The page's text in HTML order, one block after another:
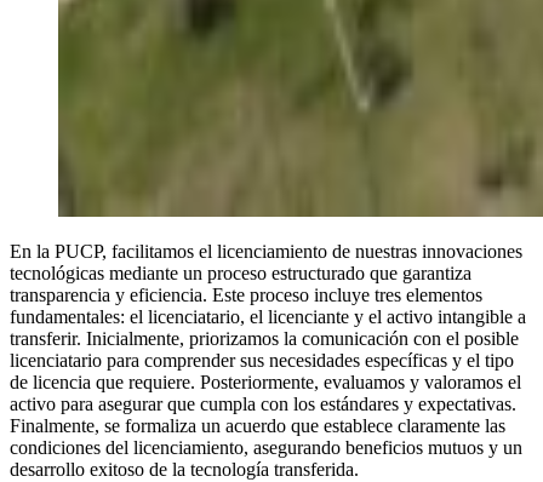
En la PUCP, facilitamos el licenciamiento de nuestras innovaciones
tecnológicas mediante un proceso estructurado que garantiza
transparencia y eficiencia. Este proceso incluye tres elementos
fundamentales: el licenciatario, el licenciante y el activo intangible a
transferir. Inicialmente, priorizamos la comunicación con el posible
licenciatario para comprender sus necesidades específicas y el tipo
de licencia que requiere. Posteriormente, evaluamos y valoramos el
activo para asegurar que cumpla con los estándares y expectativas.
Finalmente, se formaliza un acuerdo que establece claramente las
condiciones del licenciamiento, asegurando beneficios mutuos y un
desarrollo exitoso de la tecnología transferida.